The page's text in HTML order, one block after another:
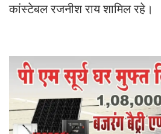
कांस्टेबल रजनीश राय शामिल रहे।